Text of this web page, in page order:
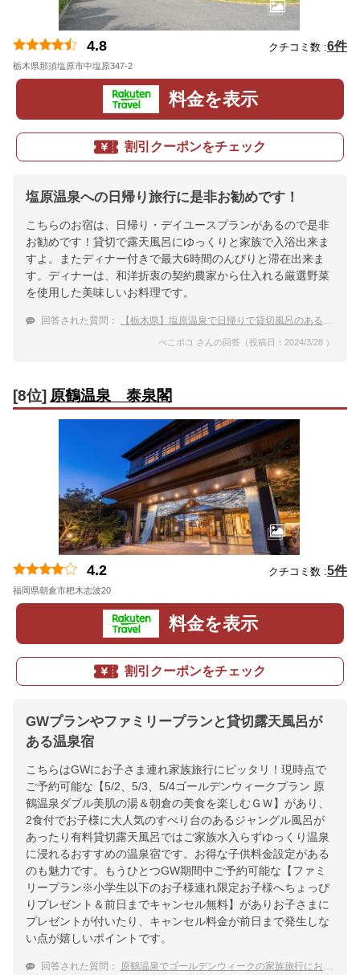
4.8 クチコミ数 :6件
栃木県那須塩原市中塩原347-2
料金を表示
割引クーポンをチェック
塩原温泉への日帰り旅行に是非お勧めです！
こちらのお宿は、日帰り・デイユースプランがあるので是非
お勧めです！貸切で露天風呂にゆっくりと家族で入浴出来ま
すよ。またディナー付きで最大6時間のんびりと滞在出来ま
す。ディナーは、和洋折衷の契約農家から仕入れる厳選野菜
を使用した美味しいお料理です。
回答された質問： 【栃木県】塩原温泉で日帰りで貸切風呂のある温泉宿を教えて下さい。
ぺこポコ さんの回答（投稿日：2024/3/28 ）
[8位] 原鶴温泉 泰泉閣
4.2 クチコミ数 :5件
福岡県朝倉市杷木志波20
料金を表示
割引クーポンをチェック
GWプランやファミリープランと貸切露天風呂が
ある温泉宿
こちらはGWにお子さま連れ家族旅行にピッタリ！現時点で
ご予約可能な【5/2、5/3、5/4ゴールデンウィークプラン 原
鶴温泉ダブル美肌の湯＆朝倉の美食を楽しむＧＷ】があり、
2食付でお子様に大人気のすべり台のあるジャングル風呂が
あったり有料貸切露天風呂ではご家族水入らずゆっくり温泉
に浸れるおすすめの温泉宿です。お得な子供料金設定がある
のも魅力です。もうひとつGW期間中ご予約可能な【ファミ
リープラン※小学生以下のお子様連れ限定お子様へちょっぴ
りプレゼント＆前日までキャンセル無料】がありお子さまに
プレゼントが付いたり、キャンセル料金が前日まで発生しな
い点が嬉しいポイントです。
回答された質問： 原鶴温泉でゴールデンウィークの家族旅行におすすめの温泉宿は？